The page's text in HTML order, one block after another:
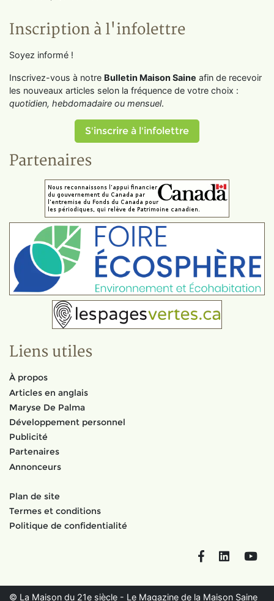
Inscription à l'infolettre
Soyez informé !
Inscrivez-vous à notre Bulletin Maison Saine afin de recevoir
les nouveaux articles selon la fréquence de votre choix :
quotidien, hebdomadaire ou mensuel.
S'inscrire à l'infolettre
Partenaires
Liens utiles
À propos
Articles en anglais
Maryse De Palma
Développement personnel
Publicité
Partenaires
Annonceurs
Plan de site
Termes et conditions
Politique de confidentialité
FacebookLinkedIn
© La Maison du 21e siècle - Le Magazine de la Maison Saine